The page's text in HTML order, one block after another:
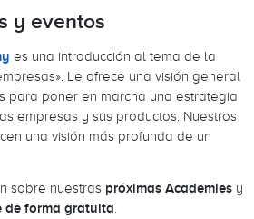
y eventos
es una introducción al tema de la
Le ofrece una visión general
para poner en marcha una estrategia
empresas y sus productos. Nuestros
una visión más profunda de un
sobre nuestras próximas Academies y
de forma gratuita.